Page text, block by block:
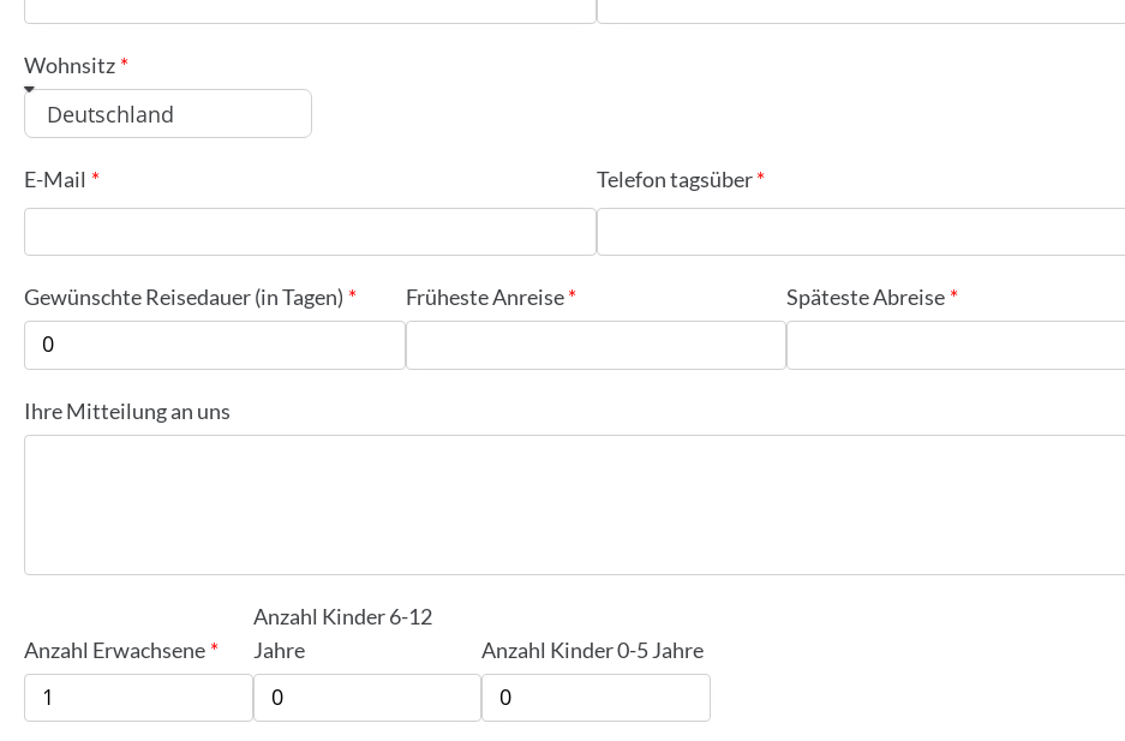
Wohnsitz
E-Mail Telefon tagsüber
Gewünschte Reisedauer (in Tagen) Früheste Anreise Späteste Abreise
Ihre Mitteilung an uns
Anzahl Erwachsene
Anzahl Kinder 6-12
Jahre
Anzahl Kinder 0-5 Jahre